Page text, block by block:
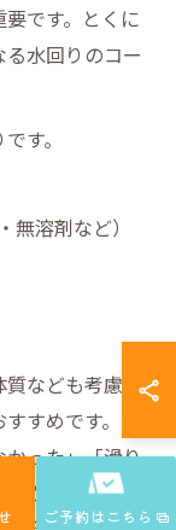
です。とくに
水回りのコー
す。
溶剤など）
なども考慮
すめです。失
った」「滑り
め、事前に口
ご予約はこちら